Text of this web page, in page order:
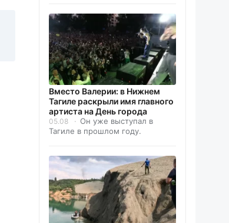
Вместо Валерии: в Нижнем
Тагиле раскрыли имя главного
артиста на День города
05.08
Он уже выступал в
Тагиле в прошлом году.